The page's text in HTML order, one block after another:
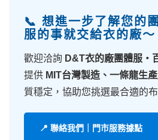
📞 想進一步了解您的
服的事就交給衣的廠～
歡迎洽詢 D&T衣的廠團體服・
提供 MIT台灣製造、一條龍生
質穩定，協助您挑選最合適的
📍 聯絡我們｜門市服務據點